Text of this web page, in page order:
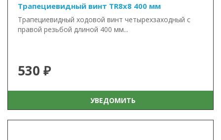
Трапециевидный винт TR8x8 400 мм
Трапециевидный ходовой винт четырехзаходный с
правой резьбой длиной 400 мм...
530 ₽
УВЕДОМИТЬ